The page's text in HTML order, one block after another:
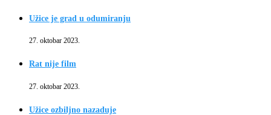
Užice je grad u odumiranju
27. oktobar 2023.
Rat nije film
27. oktobar 2023.
Užice ozbiljno nazaduje